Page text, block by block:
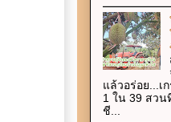
แล้วอร่อย...เ
1 ใน 39 สวน
ชี...